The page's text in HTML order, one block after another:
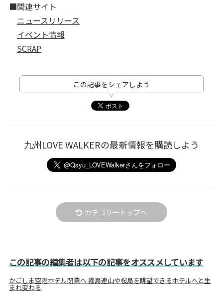
■関連サイト
ニュースリリース
イベント情報
SCRAP
この記事をシェアしよう
九州LOVE WALKERの最新情報を購読しよう
カテゴリートップへ
この記事の編集者は以下の記事をオススメしています
かごしま空港ホテル閉業へ 霧島連山や桜島を眺望できるホテルへと生
まれ変わる